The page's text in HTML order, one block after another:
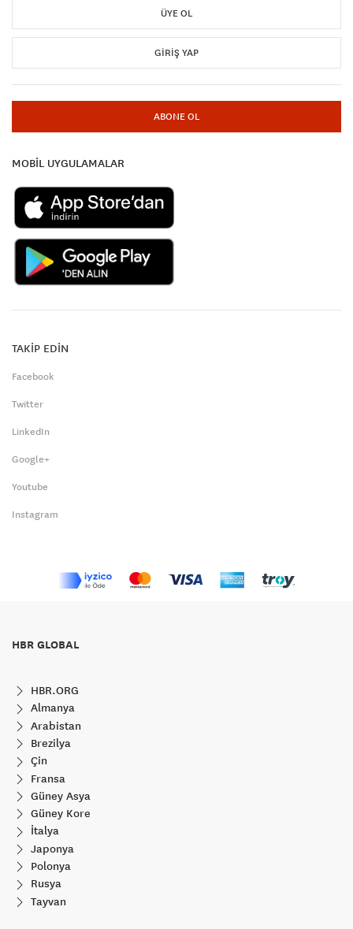
ÜYE OL
GIRIŞ YAP
ABONE OL
MOBİL UYGULAMALAR
TAKİP EDİN
Facebook
Twitter
LinkedIn
Google+
Youtube
Instagram
HBR GLOBAL
HBR.ORG
Almanya
Arabistan
Brezilya
Çin
Fransa
Güney Asya
Güney Kore
İtalya
Japonya
Polonya
Rusya
Tayvan